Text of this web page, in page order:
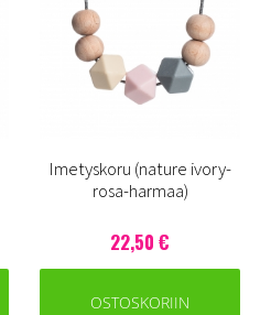
Imetyskoru (nature ivory-
rosa-harmaa)
22,50 €
OSTOSKORIIN